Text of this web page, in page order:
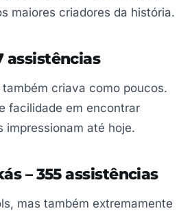
maiores criadores da história.
assistências
criava como poucos.
facilidade em encontrar
impressionam até hoje.
– 355 assistências
mas também extremamente